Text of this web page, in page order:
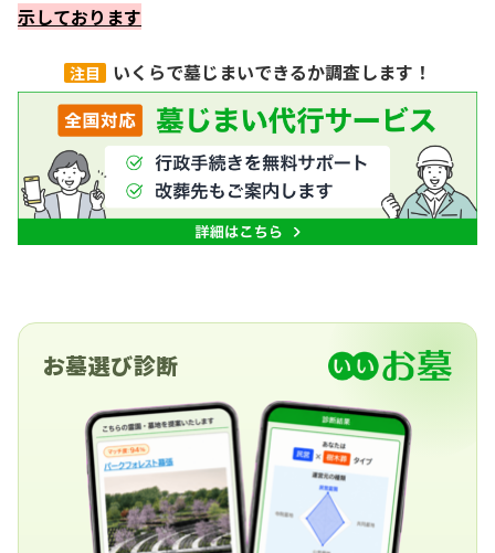
示しております
注目 いくらで墓じまいできるか調査します！
お墓選び診断